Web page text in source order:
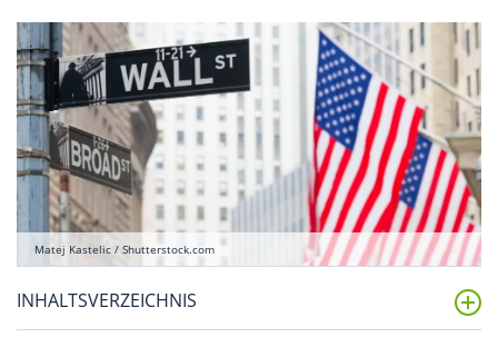
Matej Kastelic / Shutterstock.com
INHALTSVERZEICHNIS